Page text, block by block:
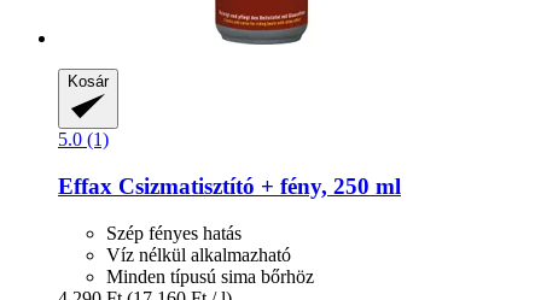
Kosár
5.0 (1)
Effax Csizmatisztító + fény, 250 ml
Szép fényes hatás
Víz nélkül alkalmazható
Minden típusú sima bőrhöz